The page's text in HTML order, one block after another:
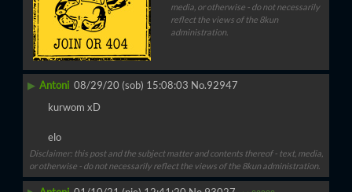
media, or otherwise - do not necessarily
reflect the views of the 8kun
administration.
▶ Antoni 08/29/20 (sob) 15:08:03 No.92947
kurwom xD
elo
Disclaimer: this post and the subject matter and contents thereof - text, media,
or otherwise - do not necessarily reflect the views of the 8kun administration.